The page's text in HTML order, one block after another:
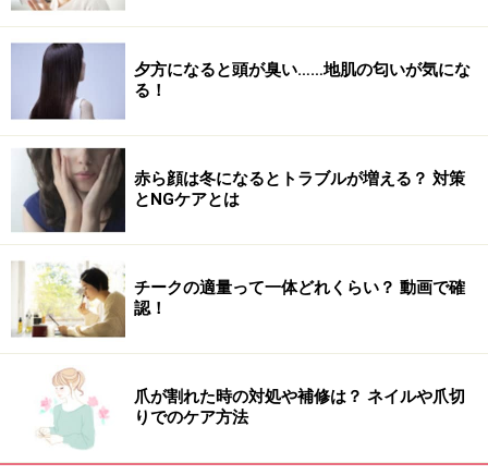
カラー使いでキュートからエレガントまで！
（左）ハートのバレンタインチェック
ドキッとさせるビビッドな発色のマゼンダピンクのベー
スに、黒のチェックを重ねます。そのままの黒だとコン
トラストが強く出すぎてしまうので、水で薄めて透明感
のある黒に。ゴールドのハートのパーツを根元に飾れ
ば、バレンタイン仕様に。
（中央）アクリルならではの透けカラー
ブルー、イエロー、ピンクと重ねるチェック柄のカラー
は、それぞれアクリル絵の具を水で薄めて透明感のある
色味に。重ねた時の中間色が美しい、オシャレなチェッ
ク柄です。最後にゴールドのラメで爪全体を囲み、デザ
インを引き締めて。
夕方になると頭が臭い……地肌の匂いが気にな
る！
赤ら顔は冬になるとトラブルが増える？ 対策
とNGケアとは
チークの適量って一体どれくらい？ 動画で確
認！
爪が割れた時の対処や補修は？ ネイルや爪切
りでのケア方法